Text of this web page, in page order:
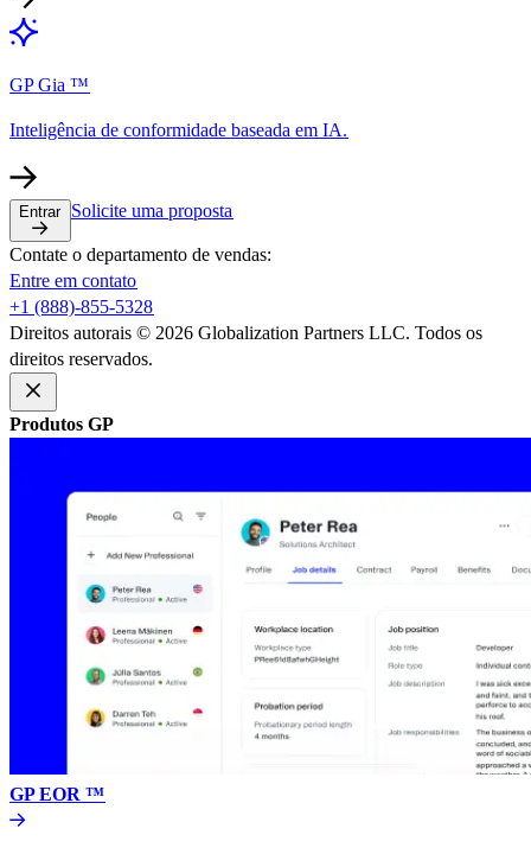
GP Gia ™​​
Inteligência de conformidade baseada em IA.​​
Entrar​​ Solicite uma proposta​​
Contate o departamento de vendas:​​
Entre em contato​​
+1 (888)-855-5328​​
Direitos autorais © 2026 Globalization Partners LLC. Todos os
direitos reservados.​​
Produtos GP​​
GP EOR ™​​